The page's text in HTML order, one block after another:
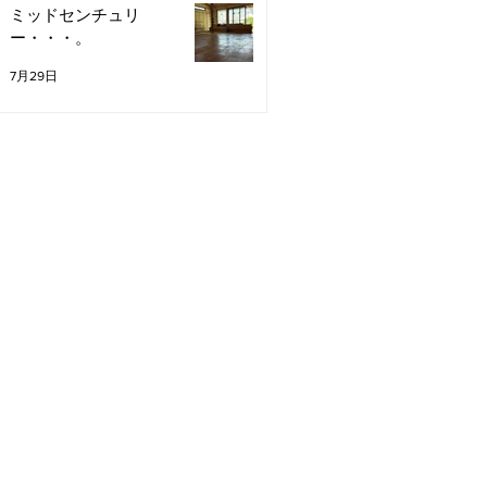
ミッドセンチュリ
ー・・・。
7月29日